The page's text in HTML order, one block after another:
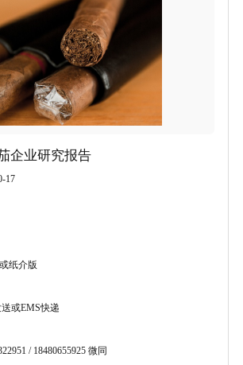
企业研究报告
17
纸介版
送或EMS快递
/ 18480655925 微同